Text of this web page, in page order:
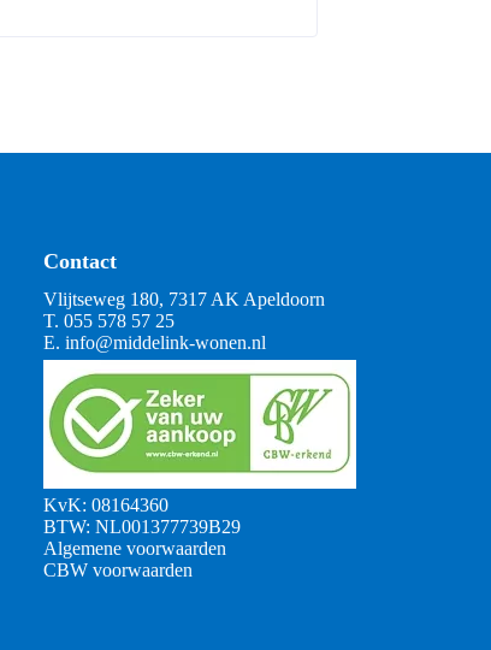
Contact
Vlijtseweg 180, 7317 AK Apeldoorn
T. 055 578 57 25
E. info@middelink-wonen.nl
KvK: 08164360
BTW: NL001377739B29
Algemene voorwaarden
CBW voorwaarden